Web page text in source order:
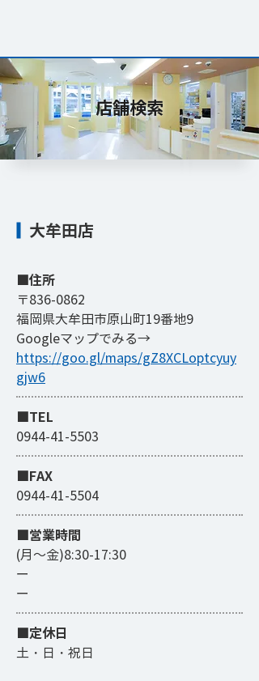
店舗検索
大牟田店
​■住所
〒836-0862
福岡県大牟田市原山町19番地9
​Googleマップでみる→
https://goo.gl/maps/gZ8XCLoptcyuy
gjw6
■TEL
0944-41-5503
■FAX
0944-41-5504
​■営業時間
(月～金)8:30-17:30
ー
ー
■定休日
土・日・祝日